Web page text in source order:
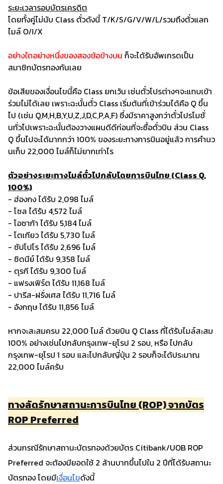
ระยะเวลารอบบัตรเครดิต
โดยทั้งคู่ไม่นับ Class ตั๋วดังนี้ T/K/S/G/V/W/L/รวมถึงตั๋วแลก
ไมล์ O/I/X
อย่างใดอย่างหนึ่งของสองข้อข้างบน ก็จะได้รับอัพเกรดเป็น
สมาชิกบัตรทองกันเลย
ข้อเสียของเงื่อนไขนี้คือ Class ยกเว้น เช่นตั๋วโปรต่างๆจะแทบเข้า
ร่วมไม่ได้เลย เพราะฉะนั้นตั๋ว Class เริ่มต้นที่เข้าร่วมได้คือ Q ขึ้น
ไป (เช่น Q,M,H,B,Y,U,Z,J,D,C,P,A,F) ซึ่งมีราคาสูงกว่าตั๋วโปรโมชั่
นทั่วไปเพราะฉะนั้นต้องวางแผนดีดีก่อนที่จะซื้อตั๋วบิน ส่วน Class
Q ขึ้นไปจะได้มากกว่า 100% ของระยะทางการบินอยู่แล้ว การคำนว
นเก็บ 22,000 ไมล์ก็ไม่ยากเท่าไร
ตัวอย่างระยะทางไมล์ตั๋วไปกลับโดยการบินไทย (Class Q,
100%)
- ฮ่องกง ได้รับ 2,098 ไมล์
- โซล ได้รับ 4,572 ไมล์
- โอซาก้า ได้รับ 5,184 ไมล์
- โตเกียว ได้รับ 5,730 ไมล์
- ซัปโปโร ได้รับ 2,696 ไมล์
- ซิดนีย์ ได้รับ 9,358 ไมล์
- ตุรกี ได้รับ 9,300 ไมล์
- แฟรงเฟิร์ต ได้รับ 11,168 ไมล์
- ปารีส-ฝรั่งเศส ได้รับ 11,716 ไมล์
- อังกฤษ ได้รับ 11,856 ไมล์
หากจะสะสมครบ 22,000 ไมล์ ด้วยบิน Q Class ที่ได้รับไมล์สะสม
100% อย่างเช่นไปกลับกรุงเทพ-ยุโรป 2 รอบ, หรือ ไปกลับ
กรุงเทพ-ยุโรป 1 รอบ และไปกลับญี่ปุ่น 2 รอบก็จะได้ประมาณ
22,000 ไมล์ครับ
ทางลัดรักษาสถานะการบินไทย (ROP) จากบัตร
ROP Preferred
ส่วนกรณีรักษาสถานะบัตรทองด้วยบัตร Citibank/UOB ROP
Preferred จะต้องมียอดใช้ 2 ล้านบาทขึ้นไปใน 2 ปีที่ได้รับสถานะ
บัตรทอง โดยมีเงื่อนไขดังนี้